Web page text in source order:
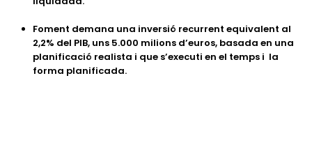
Foment demana una inversió recurrent equivalent al
2,2% del PIB, uns 5.000 milions d’euros, basada en una
planificació realista i que s’executi en el temps i la
forma planificada.